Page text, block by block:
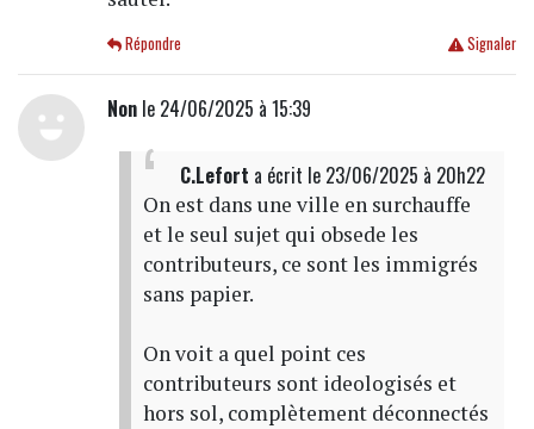
Signaler
Répondre
Nonle 24/06/2025 à 15:39
C.Lefort a écrit le 23/06/2025 à 20h22
On est dans une ville en surchauffe
et le seul sujet qui obsede les
contributeurs, ce sont les immigrés
sans papier.
On voit a quel point ces
contributeurs sont ideologisés et
hors sol, complètement déconnectés